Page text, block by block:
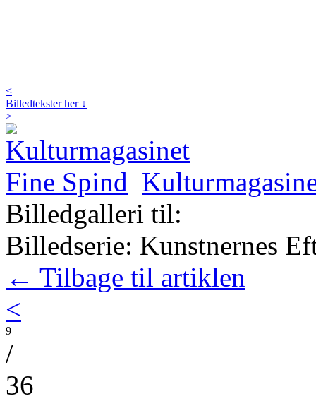
<
Billedtekster her ↓
>
Billedgalleri til:
Billedserie: Kunstnernes
← Tilbage til artiklen
<
9
/
36